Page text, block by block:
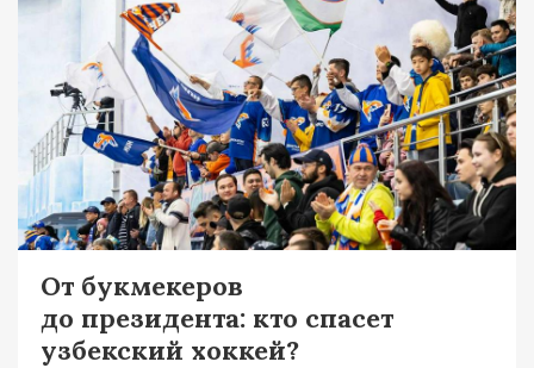
От букмекеров
до президента: кто спасет
узбекский хоккей?